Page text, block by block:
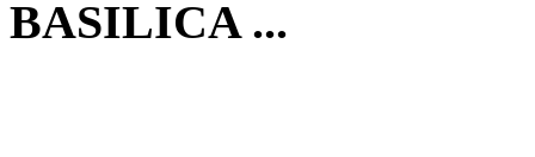
BASILICA ...